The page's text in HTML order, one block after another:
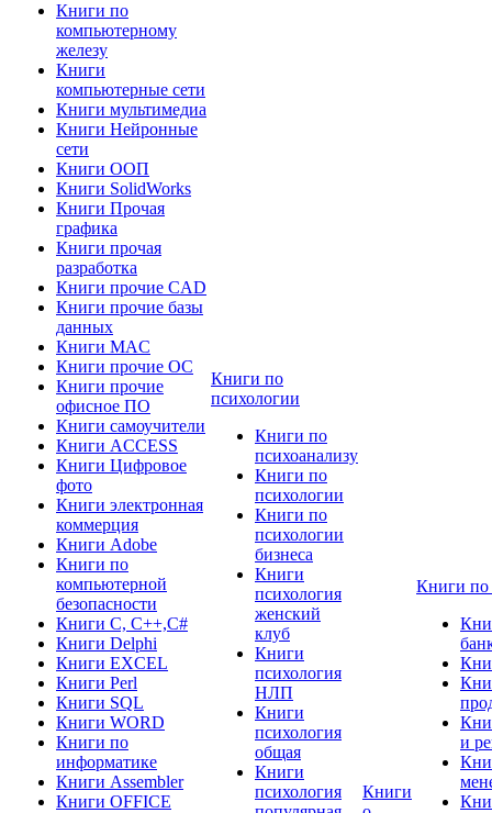
Книги по
компьютерному
железу
Книги
компьютерные сети
Книги мультимедиа
Книги Нейронные
сети
Книги ООП
Книги SolidWorks
Книги Прочая
графика
Книги прочая
разработка
Книги прочие CAD
Книги прочие базы
данных
Книги MAC
Книги прочие ОС
Книги прочие
офисное ПО
Книги самоучители
Книги ACCESS
Книги Цифровое
фото
Книги электронная
коммерция
Книги Adobe
Книги по
компьютерной
безопасности
Книги C, C++,С#
Книги Delphi
Книги EXCEL
Книги Perl
Книги SQL
Книги WORD
Книги по
информатике
Книги Assembler
Книги OFFICE
Книги по
психологии
Книги по
психоанализу
Книги по
психологии
Книги по
психологии
бизнеса
Книги
психология
женский
клуб
Книги
психология
НЛП
Книги
психология
общая
Книги
психология
Книги
Книги по
и